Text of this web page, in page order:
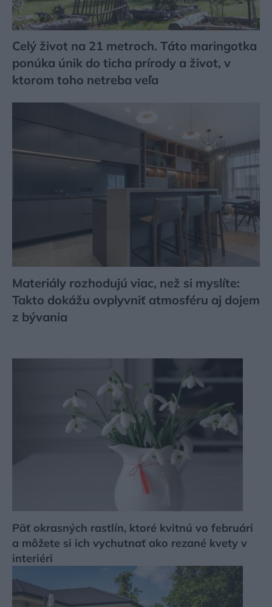
Celý život na 21 metroch. Táto maringotka
ponúka únik do ticha prírody a život, v
ktorom toho netreba veľa
Materiály rozhodujú viac, než si myslíte:
Takto dokážu ovplyvniť atmosféru aj dojem
z bývania
Päť okrasných rastlín, ktoré kvitnú vo februári
a môžete si ich vychutnať ako rezané kvety v
interiéri